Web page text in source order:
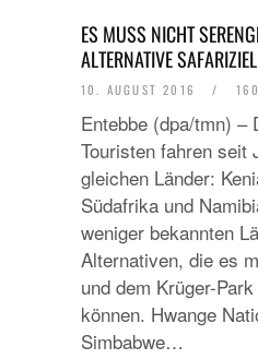
ES MUSS NICHT
ALTERNATIVE
10. AUGUST 2016 /
Entebbe (dpa/tmn) –
Touristen fahren seit
gleichen Länder:
Südafrika und
weniger bekannten
Alternativen, die es
und dem Krüger-
können. Hwange
Simbabwe…